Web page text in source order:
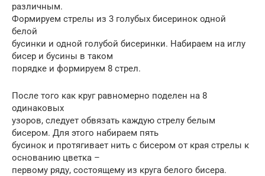
различным.
Формируем стрелы из 3 голубых бисеринок одной
белой
бусинки и одной голубой бисеринки. Набираем на иглу
бисер и бусины в таком
порядке и формируем 8 стрел.
После того как круг равномерно поделен на 8
одинаковых
узоров, следует обвязать каждую стрелу белым
бисером. Для этого набираем пять
бусинок и протягивает нить с бисером от края стрелы к
основанию цветка –
первому ряду, состоящему из круга белого бисера.